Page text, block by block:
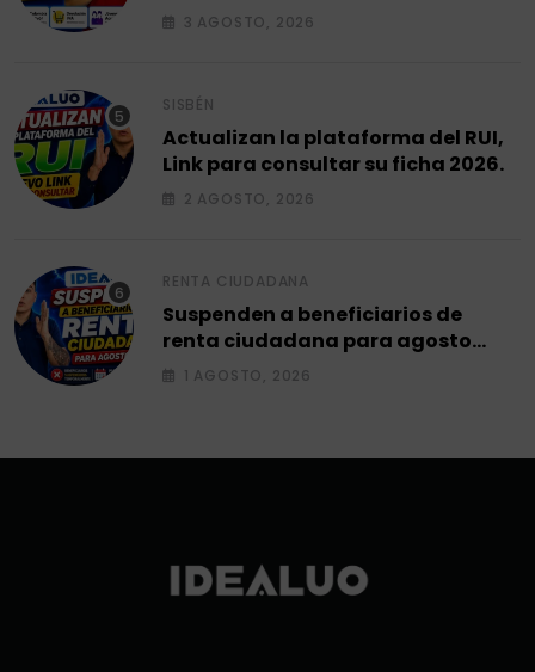
entregar.
3 AGOSTO, 2026
SISBÉN
Actualizan la plataforma del RUI,
Link para consultar su ficha 2026.
2 AGOSTO, 2026
RENTA CIUDADANA
Suspenden a beneficiarios de
renta ciudadana para agosto
2026.
1 AGOSTO, 2026